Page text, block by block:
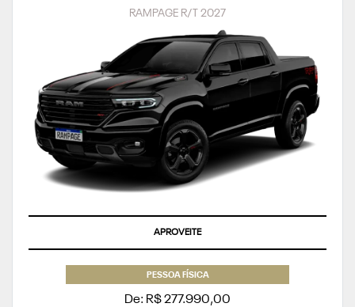
RAMPAGE R/T 2027
APROVEITE
PESSOA FÍSICA
De: R$ 277.990,00